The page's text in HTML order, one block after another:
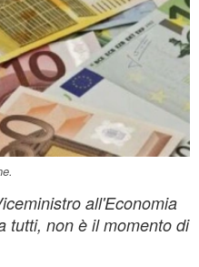
all'Economia
tutti, non è il momento di